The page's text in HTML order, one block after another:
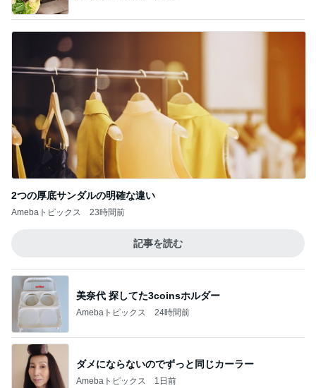
2つの厚底サンダルの明確な違い
Amebaトピックス 23時間前
記事を読む
美奈代 探してた3coinsホルダー
Amebaトピックス 24時間前
ダメにならないのでずっと同じカーラー
Amebaトピックス 1日前